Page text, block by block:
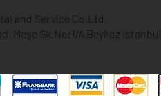
and Service Co.Ltd.
Meşe Sk.No:1/A Beykoz İstanbul